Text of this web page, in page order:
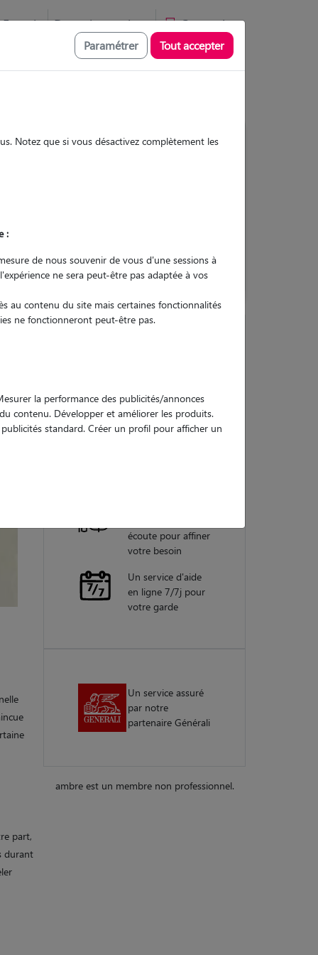
Favoris Devenir pet sitter Connexion
part,
durant
garanties
écoute pour affiner
votre besoin
Un service d'aide
en ligne 7/7j pour
votre garde
Un service assuré
par notre
partenaire Générali
ambre est un membre non professionnel.
Paramétrer Tout accepter
Notez que si vous désactivez complètement les
:
de nous souvenir de vous d'une sessions à
ne sera peut-être pas adaptée à vos
au contenu du site mais certaines fonctionnalités
ne fonctionneront peut-être pas.
la performance des publicités/annonces
contenu. Développer et améliorer les produits.
standard. Créer un profil pour afficher un